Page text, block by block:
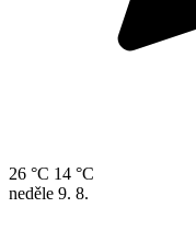
26 °C 14 °C
neděle 9. 8.